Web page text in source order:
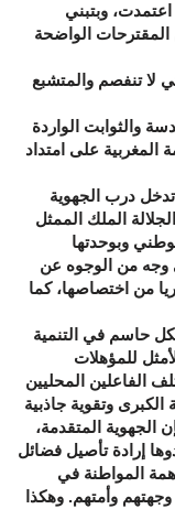
وبتبني
المقترحات الواضحة
لا تنفصم والمتشبع
والثوابت الواردة
المغربية على امتداد
درب الجهوية
الملك الممثل
وبوحدتها
وجه من الوجوه عن
من اختصاصها، كما
حاسم في التنمية
للمؤهلات
الفاعلين المحليين
الكبرى وتقوية جاذبية
الجهوية المتقدمة،
إرادة تأصيل فضائل
المواطنة في
وأمتهم. وهكذا